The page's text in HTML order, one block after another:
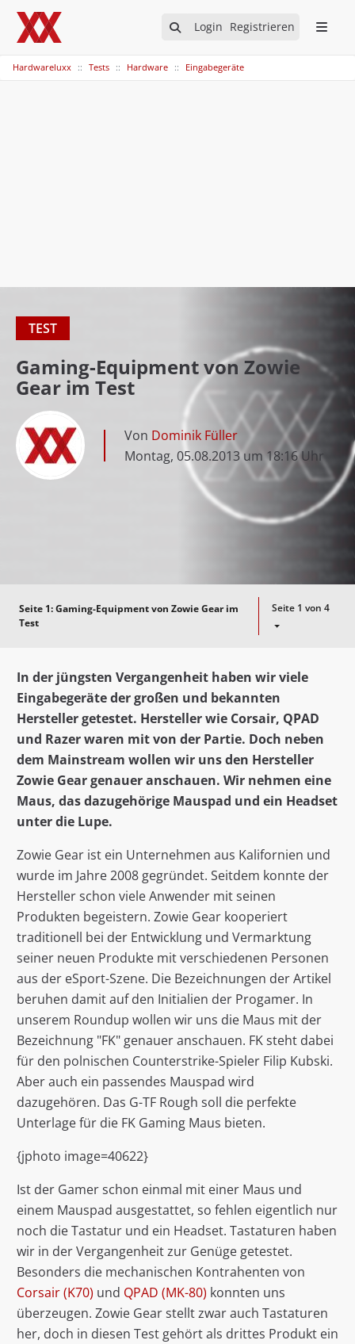
Login Registrieren
Hardwareluxx Tests Hardware Eingabegeräte
TEST
Gaming-Equipment von Zowie
Gear im Test
Von Dominik Füller
Montag, 05.08.2013 um 18:16 Uhr
Seite 1:Gaming-Equipment von Zowie Gear im
Test
Seite 1 von 4
In der jüngsten Vergangenheit haben wir viele
Eingabegeräte der großen und bekannten
Hersteller getestet. Hersteller wie Corsair, QPAD
und Razer waren mit von der Partie. Doch neben
dem Mainstream wollen wir uns den Hersteller
Zowie Gear genauer anschauen. Wir nehmen eine
Maus, das dazugehörige Mauspad und ein Headset
unter die Lupe.
Zowie Gear ist ein Unternehmen aus Kalifornien und
wurde im Jahre 2008 gegründet. Seitdem konnte der
Hersteller schon viele Anwender mit seinen
Produkten begeistern. Zowie Gear kooperiert
traditionell bei der Entwicklung und Vermarktung
seiner neuen Produkte mit verschiedenen Personen
aus der eSport-Szene. Die Bezeichnungen der Artikel
beruhen damit auf den Initialien der Progamer. In
unserem Roundup wollen wir uns die Maus mit der
Bezeichnung "FK" genauer anschauen. FK steht dabei
für den polnischen Counterstrike-Spieler Filip Kubski.
Aber auch ein passendes Mauspad wird
dazugehören. Das G-TF Rough soll die perfekte
Unterlage für die FK Gaming Maus bieten.
{jphoto image=40622}
Ist der Gamer schon einmal mit einer Maus und
einem Mauspad ausgestattet, so fehlen eigentlich nur
noch die Tastatur und ein Headset. Tastaturen haben
wir in der Vergangenheit zur Genüge getestet.
Besonders die mechanischen Kontrahenten von
Corsair (K70) und QPAD (MK-80) konnten uns
überzeugen. Zowie Gear stellt zwar auch Tastaturen
her, doch in diesen Test gehört als drittes Produkt ein